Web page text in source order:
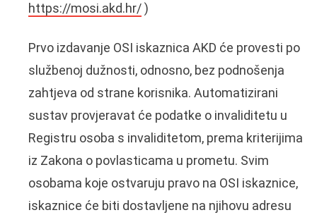
https://mosi.akd.hr/)
Prvo izdavanje OSI iskaznica AKD će provesti po
službenoj dužnosti, odnosno, bez podnošenja
zahtjeva od strane korisnika. Automatizirani
sustav provjeravat će podatke o invaliditetu u
Registru osoba s invaliditetom, prema kriterijima
iz Zakona o povlasticama u prometu. Svim
osobama koje ostvaruju pravo na OSI iskaznice,
iskaznice će biti dostavljene na njihovu adresu